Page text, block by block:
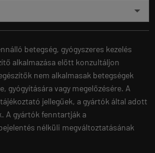
betegség, gyógyszeres kezelés
alkalmazása előtt konzultáljon
nem alkalmasak betegségek
gyógyítására vagy megelőzésére. A
jellegűek, a gyártók által adott
A gyártók fenntartják a
nélküli megváltoztatásának